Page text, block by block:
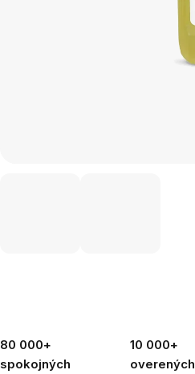
80 000+
spokojných
10 000+
overených